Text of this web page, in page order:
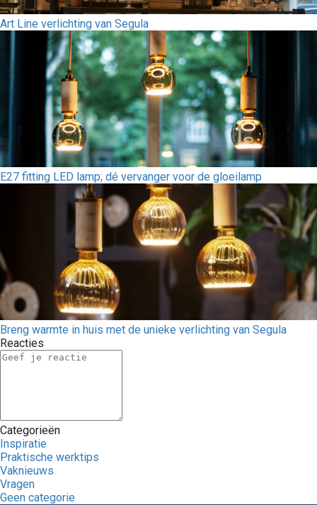
Art Line verlichting van Segula
E27 fitting LED lamp; dé vervanger voor de gloeilamp
Breng warmte in huis met de unieke verlichting van Segula
Reacties
Categorieën
Inspiratie
Praktische werktips
Vaknieuws
Vragen
Geen categorie